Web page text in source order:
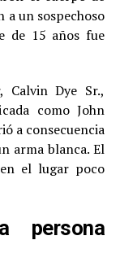
un sospechoso
de 15 años fue
Calvin Dye Sr.,
como John
a consecuencia
arma blanca. El
el lugar poco
persona